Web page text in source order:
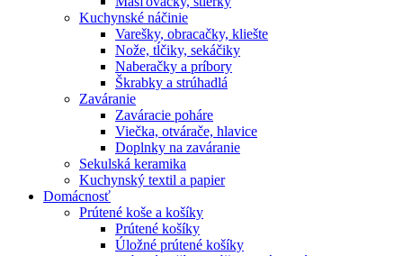
Kuchynské náčinie
Varešky, obracačky, kliešte
Nože, tĺčiky, sekáčiky
Naberačky a príbory
Škrabky a strúhadlá
Zaváranie
Zaváracie poháre
Viečka, otvárače, hlavice
Doplnky na zaváranie
Sekulská keramika
Kuchynský textil a papier
Domácnosť
Prútené koše a košíky
Prútené košíky
Úložné prútené košíky